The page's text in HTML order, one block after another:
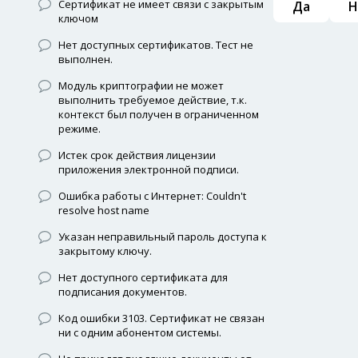
Сертификат не имеет связи с закрытым
ключом
Нет доступных сертификатов. Тест не
выполнен.
Модуль криптографии не может
выполнить требуемое действие, т.к.
контекст был получен в ограниченном
режиме.
Истек срок действия лицензии
приложения электронной подписи.
Ошибка работы с Интернет: Couldn't
resolve host name
Указан неправильный пароль доступа к
закрытому ключу.
Нет доступного сертификата для
подписания документов.
Код ошибки 3103. Сертификат не связан
ни с одним абонентом системы.
Да